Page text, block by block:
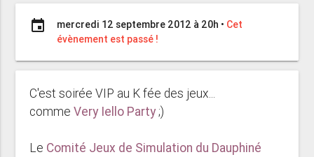
event mercredi 12 septembre 2012 à 20h • Cet
évènement est passé !
C'est soirée VIP au K fée des jeux...
commeVery Iello Party;)
Le Comité Jeux de Simulation du Dauphiné